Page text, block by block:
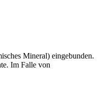
Mineral) eingebunden.
Im Falle von